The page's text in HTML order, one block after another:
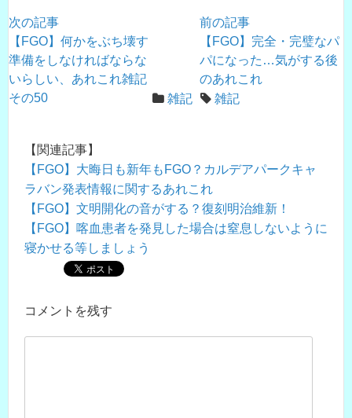
前の記事
【FGO】完全・完璧なパ
パになった…気がする後
のあれこれ
次の記事
【FGO】何かをぶち壊す
準備をしなければならな
いらしい、あれこれ雑記
その50
雑記 雑記
【関連記事】
【FGO】大晦日も新年もFGO？カルデアパークキャ
ラバン発表情報に関するあれこれ
【FGO】文明開化の音がする？復刻明治維新！
【FGO】喀血患者を発見した場合は窒息しないように
寝かせる等しましょう
コメントを残す